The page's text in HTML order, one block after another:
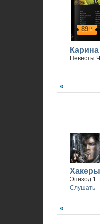
89р
Невесты
Хакеры
Эпизод 1.
Слушать